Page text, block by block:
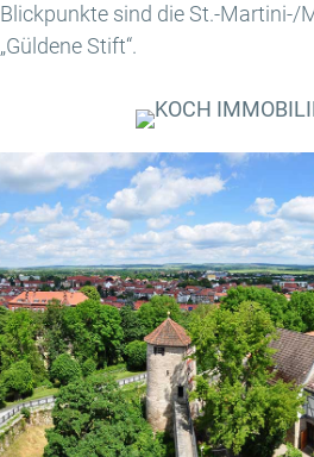
Blickpunkte sind die St.-Martini-/
„Güldene Stift“.